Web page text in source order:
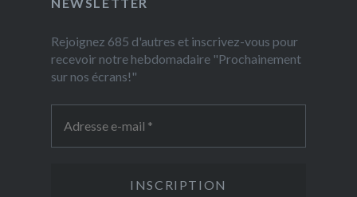
Rejoignez 685 d'autres et inscrivez-vous pour
recevoir notre hebdomadaire "Prochainement
sur nos écrans!"